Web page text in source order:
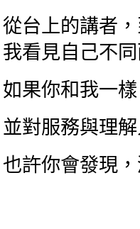
從台上的講者
我看見自己不
如果你和我一
並對服務與理
也許你會發現